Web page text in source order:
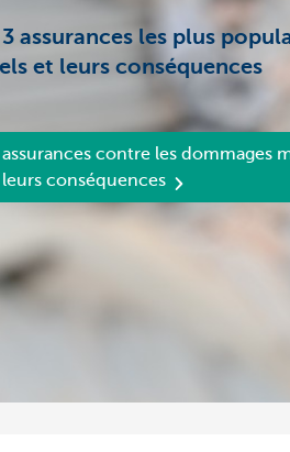
assurances les plus
et leurs conséquences
contre les dommages
leurs conséquences